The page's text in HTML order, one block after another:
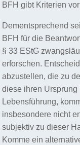
BFH gibt Kriterien vor
Dementsprechend
BFH für die
§ 33 EStG
erforschen.
abzustellen, die zu
diese ihren
Lebensführung,
insbesondere nicht
subjektiv zu dieser
Komme ein